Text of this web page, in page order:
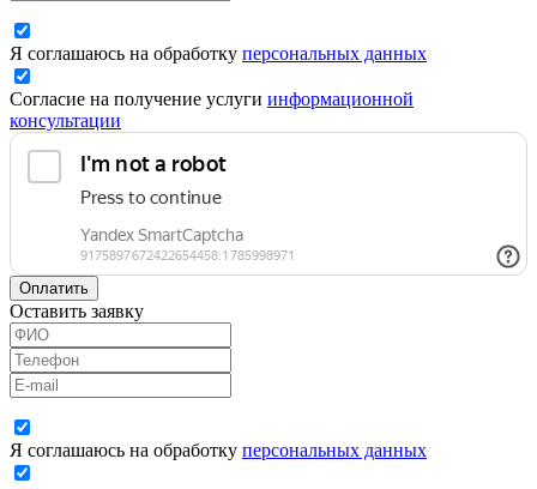
Я соглашаюсь на обработку персональных данных
Согласие на получение услуги информационной
консультации
Оплатить
Оставить заявку
Я соглашаюсь на обработку персональных данных